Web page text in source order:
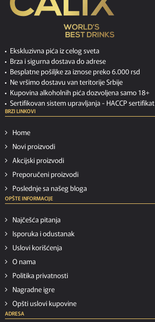
Ekskluzivna pića iz celog sveta
Brza i sigurna dostava do adrese
Besplatne pošiljke za iznose preko 6.000 rsd
Ne vršimo dostavu van teritorije Srbije
Kupovina alkoholnih pića dozvoljena samo 18+
Sertifikovan sistem upravljanja - HACCP sertifikat
BRZI LINKOVI
Home
Novi proizvodi
Akcijski proizvodi
Preporučeni proizvodi
Poslednje sa našeg bloga
OPŠTE INFORMACIJE
Najčešća pitanja
Isporuka i odustanak
Uslovi korišćenja
O nama
Politika privatnosti
Nagradne igre
Opšti uslovi kupovine
ADRESA